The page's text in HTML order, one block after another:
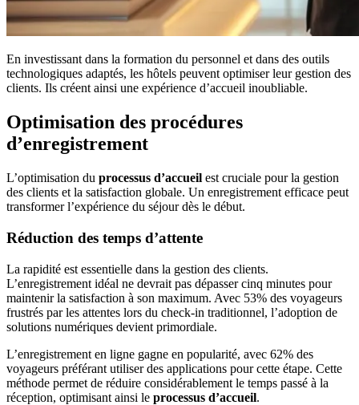
En investissant dans la formation du personnel et dans des outils
technologiques adaptés, les hôtels peuvent optimiser leur gestion des
clients. Ils créent ainsi une expérience d’accueil inoubliable.
Optimisation des procédures
d’enregistrement
L’optimisation du processus d’accueil est cruciale pour la gestion
des clients et la satisfaction globale. Un enregistrement efficace peut
transformer l’expérience du séjour dès le début.
Réduction des temps d’attente
La rapidité est essentielle dans la gestion des clients.
L’enregistrement idéal ne devrait pas dépasser cinq minutes pour
maintenir la satisfaction à son maximum. Avec 53% des voyageurs
frustrés par les attentes lors du check-in traditionnel, l’adoption de
solutions numériques devient primordiale.
L’enregistrement en ligne gagne en popularité, avec 62% des
voyageurs préférant utiliser des applications pour cette étape. Cette
méthode permet de réduire considérablement le temps passé à la
réception, optimisant ainsi le processus d’accueil.